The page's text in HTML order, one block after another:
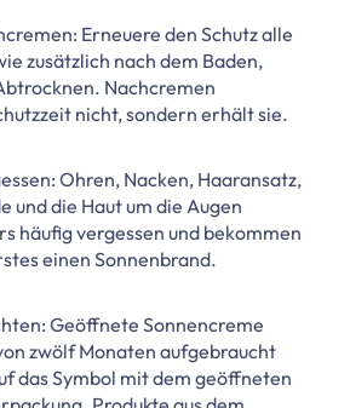
Erneuere den Schutz alle
zusätzlich nach dem Baden,
Nachcremen
nicht, sondern erhält sie.
Ohren, Nacken, Haaransatz,
und die Haut um die Augen
häufig vergessen und bekommen
einen Sonnenbrand.
Geöffnete Sonnencreme
zwölf Monaten aufgebraucht
das Symbol mit dem geöffneten